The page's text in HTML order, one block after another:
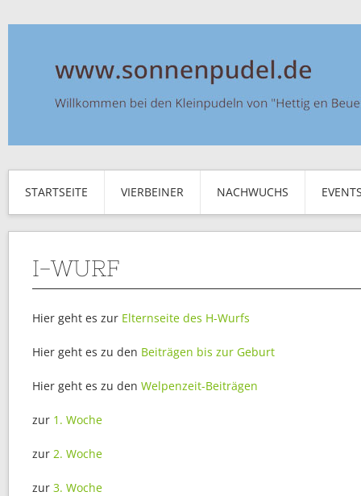
STARTSEITE VIERBEINER NACHWUCHS
I-WURF
Hier geht es zur Elternseite des H-Wurfs
Hier geht es zu den Beiträgen bis zur Geburt
Hier geht es zu den Welpenzeit-Beiträgen
zur 1. Woche
zur 2. Woche
zur 3. Woche